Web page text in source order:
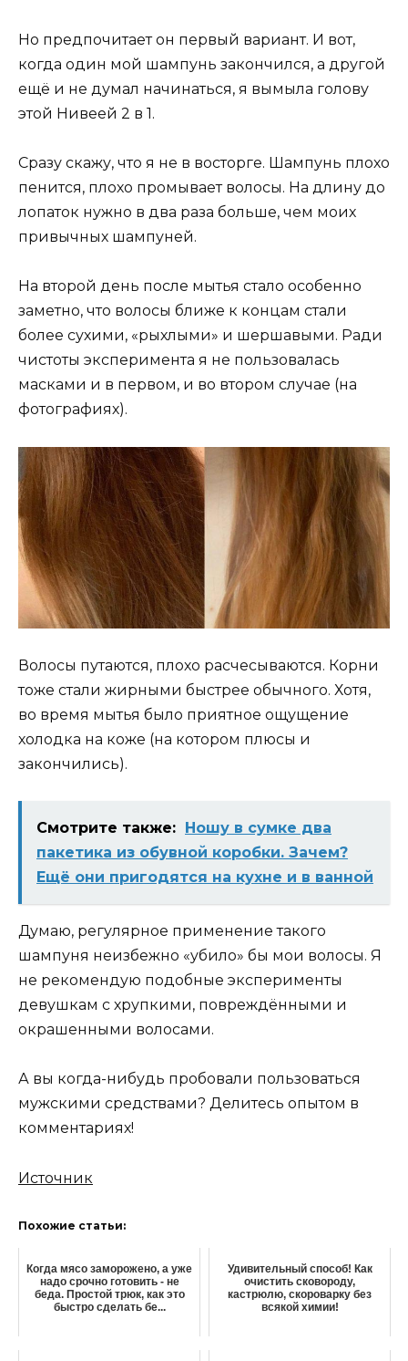
Но предпочитает он первый вариант. И вот,
когда один мой шампунь закончился, а другой
ещё и не думал начинаться, я вымыла голову
этой Нивеей 2 в 1.
Сразу скажу, что я не в восторге. Шампунь плохо
пенится, плохо промывает волосы. На длину до
лопаток нужно в два раза больше, чем моих
привычных шампуней.
На второй день после мытья стало особенно
заметно, что волосы ближе к концам стали
более сухими, «рыхлыми» и шершавыми. Ради
чистоты эксперимента я не пользовалась
масками и в первом, и во втором случае (на
фотографиях).
Волосы путаются, плохо расчесываются. Корни
тоже стали жирными быстрее обычного. Хотя,
во время мытья было приятное ощущение
холодка на коже (на котором плюсы и
закончились).
Смотрите также:
Ношу в сумке два
пакетика из обувной коробки. Зачем?
Ещё они пригодятся на кухне и в ванной
Думаю, регулярное применение такого
шампуня неизбежно «убило» бы мои волосы. Я
не рекомендую подобные эксперименты
девушкам с хрупкими, повреждёнными и
окрашенными волосами.
А вы когда-нибудь пробовали пользоваться
мужскими средствами? Делитесь опытом в
комментариях!
Источник
Похожие статьи:
Когда мясо заморожено, а уже
надо срочно готовить - не
беда. Простой трюк, как это
быстро сделать бе...
Удивительный способ! Как
очистить сковороду,
кастрюлю, скороварку без
всякой химии!